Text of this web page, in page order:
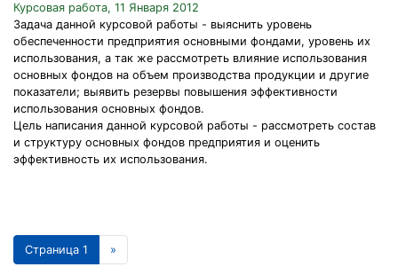
Курсовая работа, 11 Января 2012
Задача данной курсовой работы - выяснить уровень
обеспеченности предприятия основными фондами, уровень их
использования, а так же рассмотреть влияние использования
основных фондов на объем производства продукции и другие
показатели; выявить резервы повышения эффективности
использования основных фондов.
Цель написания данной курсовой работы - рассмотреть состав
и структуру основных фондов предприятия и оценить
эффективность их использования.
Страница 1 »